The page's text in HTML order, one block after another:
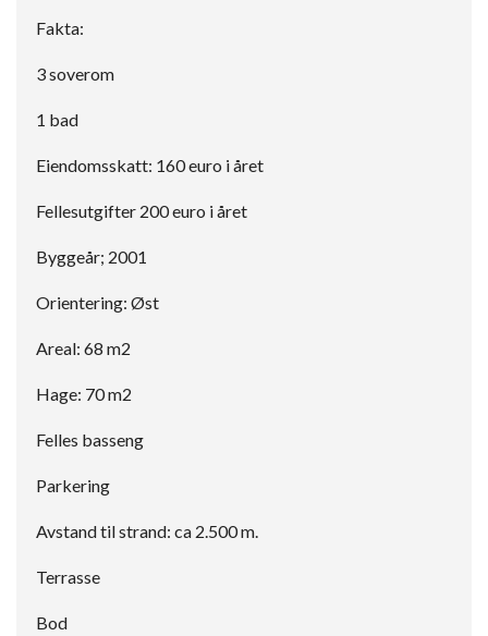
Fakta:
3 soverom
1 bad
Eiendomsskatt: 160 euro i året
Fellesutgifter 200 euro i året
Byggeår; 2001
Orientering: Øst
Areal: 68 m2
Hage: 70 m2
Felles basseng
Parkering
Avstand til strand: ca 2.500 m.
Terrasse
Bod